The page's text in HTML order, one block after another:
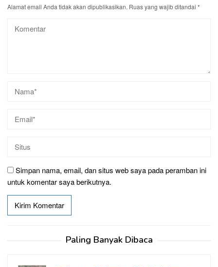
Alamat email Anda tidak akan dipublikasikan. Ruas yang wajib ditandai *
Simpan nama, email, dan situs web saya pada peramban ini
untuk komentar saya berikutnya.
Paling Banyak Dibaca